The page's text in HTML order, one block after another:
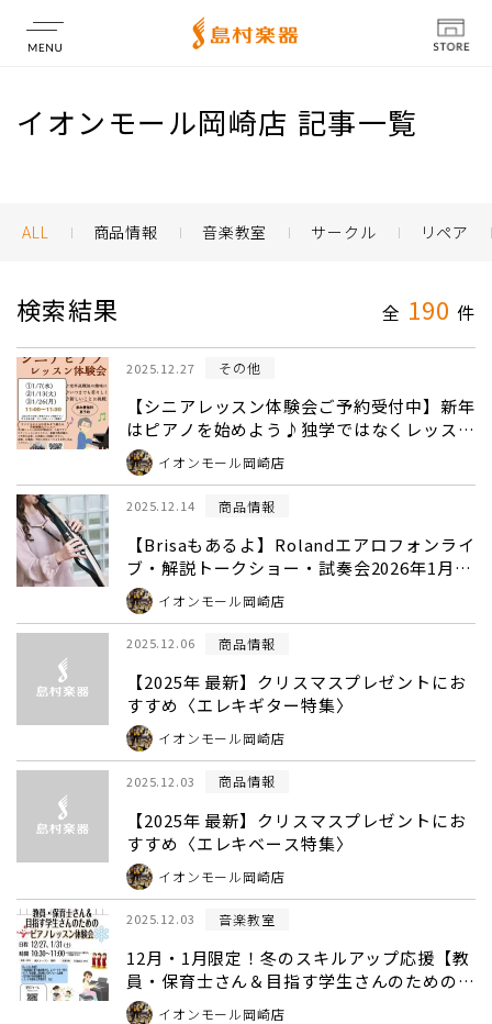
店舗情報
イオンモール岡崎店 記事一覧
ALL 商品情報 音楽教室 サークル リペア
検索結果 全 190 件
2025.12.27 その他
【シニアレッスン体験会ご予約受付中】新年
はピアノを始めよう♪独学ではなくレッスン
に通うメリットとは？
イオンモール岡崎店
2025.12.14 商品情報
【Brisaもあるよ】Rolandエアロフォンライ
ブ・解説トークショー・試奏会2026年1月24
日開催イオンモール岡崎店
2025.12.06 商品情報
【2025年 最新】クリスマスプレゼントにお
すすめ〈エレキギター特集〉
イオンモール岡崎店
2025.12.03 商品情報
【2025年 最新】クリスマスプレゼントにお
すすめ〈エレキベース特集〉
イオンモール岡崎店
2025.12.03 音楽教室
12月・1月限定！冬のスキルアップ応援【教
員・保育士さん＆目指す学生さんのためのピ
アノレッスン体験会】ご予約受付中♪
イオンモール岡崎店